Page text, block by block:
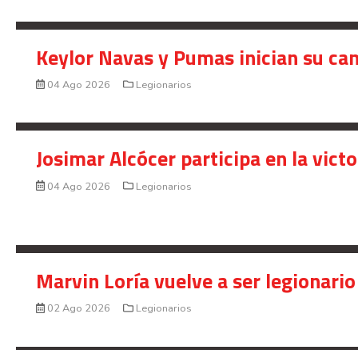
Keylor Navas y Pumas inician su
04 Ago 2026 Legionarios
Josimar Alcócer participa en la
04 Ago 2026 Legionarios
Marvin Loría vuelve a ser
02 Ago 2026 Legionarios